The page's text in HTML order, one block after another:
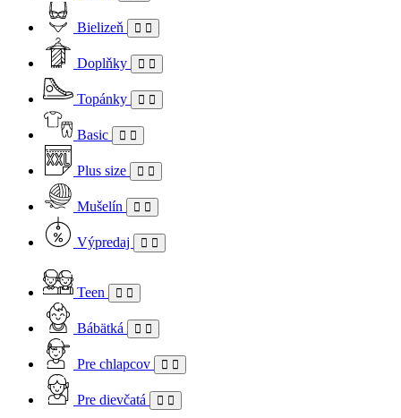
Bielizeň
Doplňky
Topánky
Basic
Plus size
Mušelín
Výpredaj
Teen
Bábätká
Pre chlapcov
Pre dievčatá